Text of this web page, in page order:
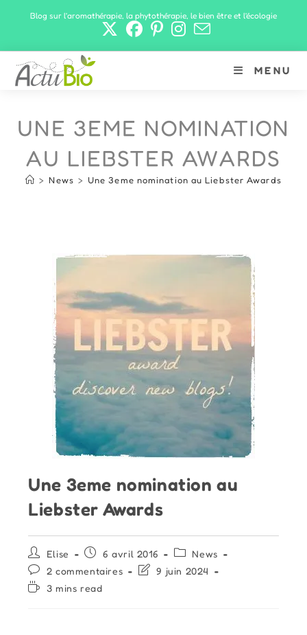
Blog sur l'aromathérapie, la phytothérapie, le bien être et l'écologie
MENU
UNE 3EME NOMINATION
AU LIEBSTER AWARDS
> News > Une 3eme nomination au Liebster Awards
Une 3eme nomination au
Liebster Awards
Auteur/autrice
de
la
publication :
Elise
Publication
publiée :
6 avril 2016
Post
category:
News
Commentaires
de
la
2 commentaires
Dernière
9 juin 2024
Temps3 mins read